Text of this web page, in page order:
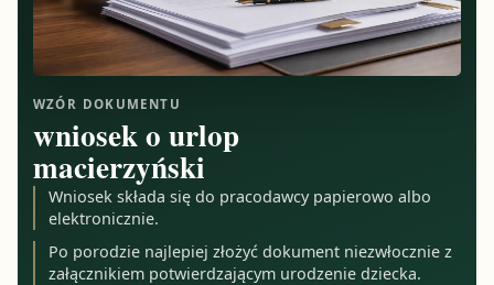
WZÓR DOKUMENTU
wniosek o urlop
macierzyński
Wniosek składa się do pracodawcy papierowo albo
elektronicznie.
Po porodzie najlepiej złożyć dokument niezwłocznie z
załącznikiem potwierdzającym urodzenie dziecka.